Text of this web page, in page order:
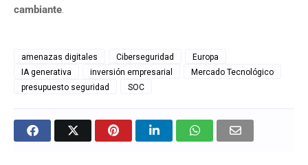
cambiante.
amenazas digitales Ciberseguridad
Europa
IA generativa
inversión empresarial
Mercado Tecnológico
presupuesto seguridad
SOC